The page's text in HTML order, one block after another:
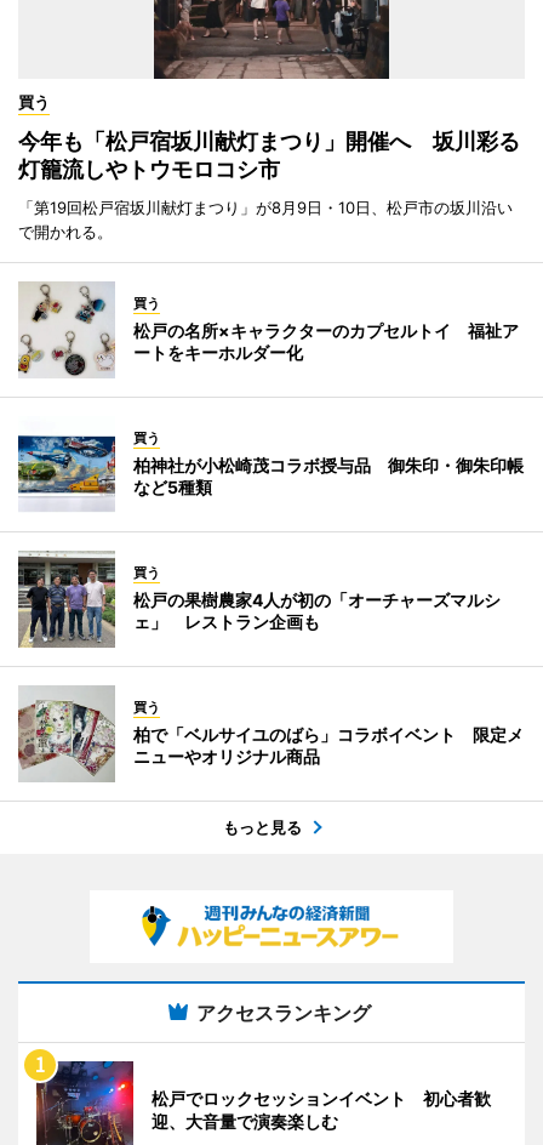
買う
今年も「松戸宿坂川献灯まつり」開催へ 坂川彩る
灯籠流しやトウモロコシ市
「第19回松戸宿坂川献灯まつり」が8月9日・10日、松戸市の坂川沿い
で開かれる。
買う
松戸の名所×キャラクターのカプセルトイ 福祉ア
ートをキーホルダー化
買う
柏神社が小松崎茂コラボ授与品 御朱印・御朱印帳
など5種類
買う
松戸の果樹農家4人が初の「オーチャーズマルシ
ェ」 レストラン企画も
買う
柏で「ベルサイユのばら」コラボイベント 限定メ
ニューやオリジナル商品
もっと見る
アクセスランキング
松戸でロックセッションイベント 初心者歓
迎、大音量で演奏楽しむ